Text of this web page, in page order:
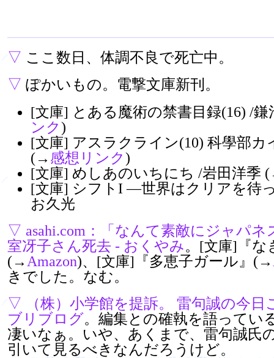
▽ ここ数日、体調不良で死亡中。
▽ ぽかいもの。電撃文庫新刊。
[文庫] とある魔術の禁書目録(16) /
ンク)
[文庫] アスラクライン(10) 科學部カ
(→ 感想リンク)
[文庫] めしあのいちにち /岩田洋季
[文庫] シフトI ―世界はクリアを待
お久光
▽ asahi.com：「なんて素敵にジャパ
室冴子さん死去 - おくやみ。 [文庫]
『
(→ Amazon)、 [文庫] 『多恵子ガール』(→
きでした。なむ。
▽
（株）小学館を提訴。 雷句誠の今
ブリブログ。編集との確執を語ってい
凄いなぁ。いや、あくまで、雷句誠氏
引いて見るべきなんだろうけど。